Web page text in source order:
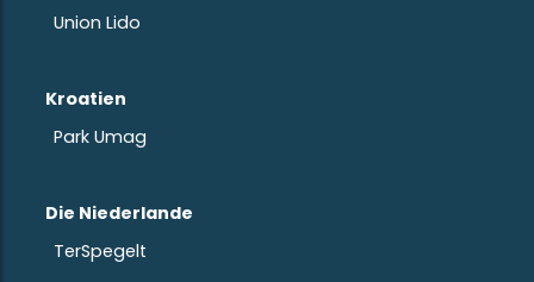
Union Lido
Kroatien
Park Umag
Die Niederlande
TerSpegelt